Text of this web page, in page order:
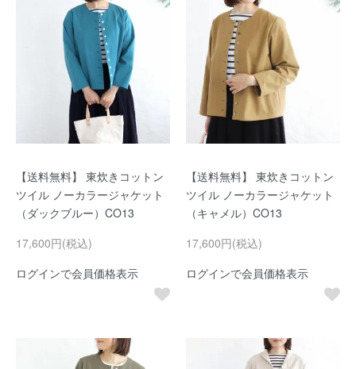
【送料無料】 東炊きコットン
ツイル ノーカラージャケット
（ダックブルー）CO13
17,600円(税込)
ログインで会員価格表示
【送料無料】 東炊きコットン
ツイル ノーカラージャケット
（キャメル）CO13
17,600円(税込)
ログインで会員価格表示